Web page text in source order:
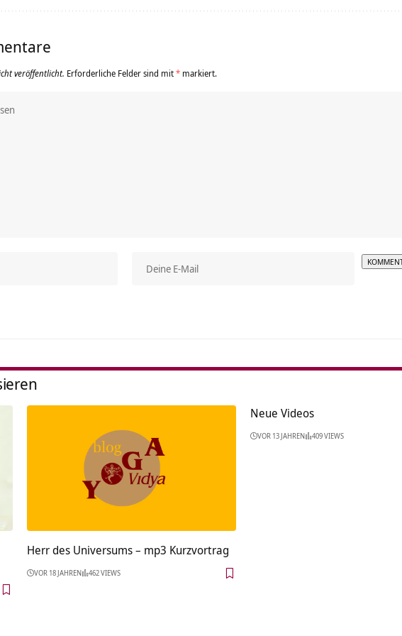
veröffentlicht. Erforderliche Felder sind mit* markiert.
Herr des Universums – mp3 Kurzvortrag
VOR 18 JAHREN 462 VIEWS
Neue Videos
VOR 13 JAHREN 409 VIEWS